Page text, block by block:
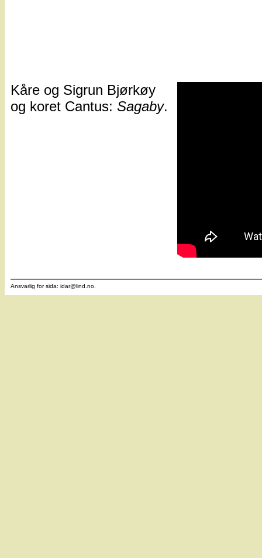
Kåre og Sigrun Bjørkøy
og koret Cantus: Sagaby.
Ansvarlig for sida: idar@lind.no.